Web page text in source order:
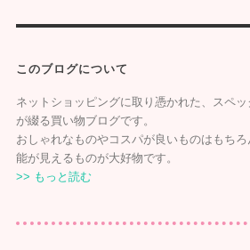
このブログについて
ネットショッピングに取り憑かれた、スペ
が綴る買い物ブログです。
おしゃれなものやコスパが良いものはもち
能が見えるものが大好物です。
>> もっと読む